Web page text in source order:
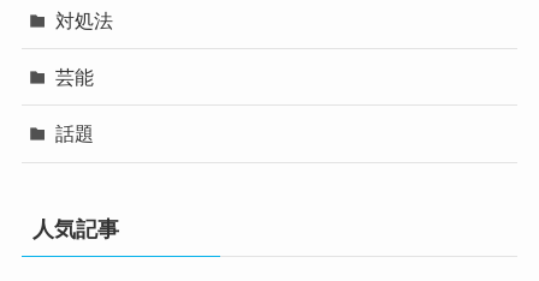
対処法
芸能
話題
人気記事